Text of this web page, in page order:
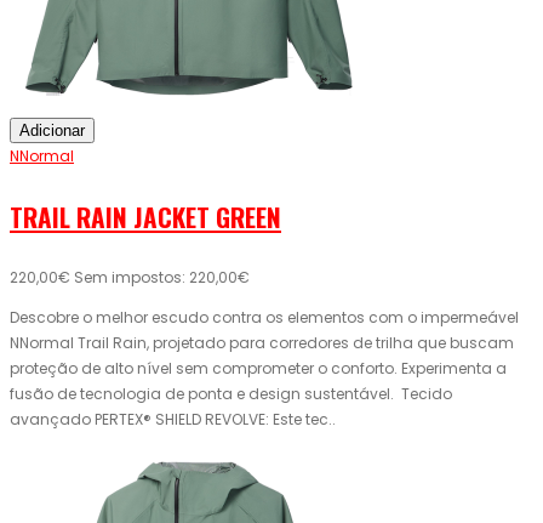
Adicionar
NNormal
TRAIL RAIN JACKET GREEN
220,00€ Sem impostos: 220,00€
Descobre o melhor escudo contra os elementos com o impermeável
NNormal Trail Rain, projetado para corredores de trilha que buscam
proteção de alto nível sem comprometer o conforto. Experimenta a
fusão de tecnologia de ponta e design sustentável. Tecido
avançado PERTEX® SHIELD REVOLVE: Este tec..